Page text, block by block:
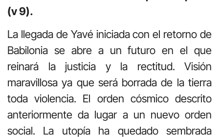
(v 9).
La llegada de Yavé iniciada con el retorno de
Babilonia se abre a un futuro en el que
reinará la justicia y la rectitud. Visión
maravillosa ya que será borrada de la tierra
toda violencia. El orden cósmico descrito
anteriormente da lugar a un nuevo orden
social. La utopía ha quedado sembrada